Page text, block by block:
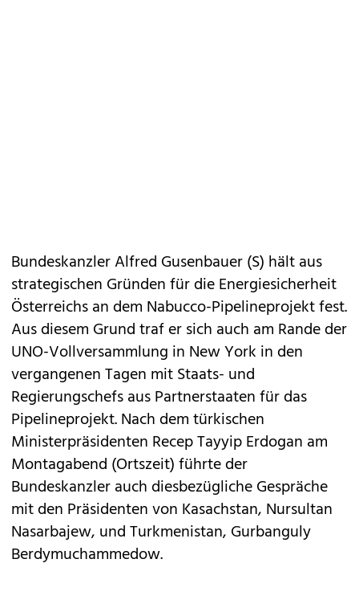
Bundeskanzler Alfred Gusenbauer (S) hält aus
strategischen Gründen für die Energiesicherheit
Österreichs an dem Nabucco-Pipelineprojekt fest.
Aus diesem Grund traf er sich auch am Rande der
UNO-Vollversammlung in New York in den
vergangenen Tagen mit Staats- und
Regierungschefs aus Partnerstaaten für das
Pipelineprojekt. Nach dem türkischen
Ministerpräsidenten Recep Tayyip Erdogan am
Montagabend (Ortszeit) führte der
Bundeskanzler auch diesbezügliche Gespräche
mit den Präsidenten von Kasachstan, Nursultan
Nasarbajew, und Turkmenistan, Gurbanguly
Berdymuchammedow.